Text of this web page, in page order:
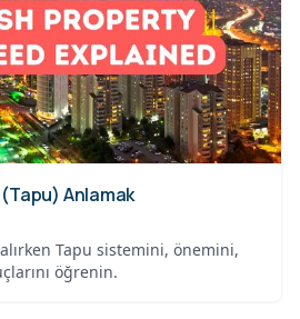
Anlamak
Tapu sistemini, önemini,
öğrenin.